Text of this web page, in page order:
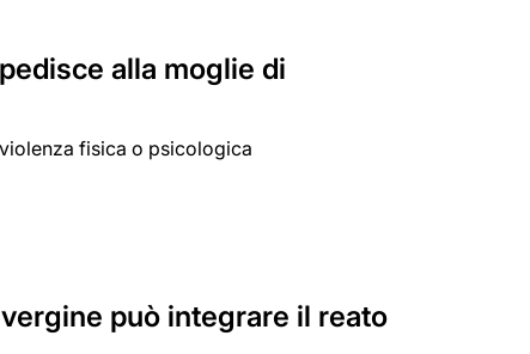
alla moglie di
fisica o psicologica
può integrare il reato